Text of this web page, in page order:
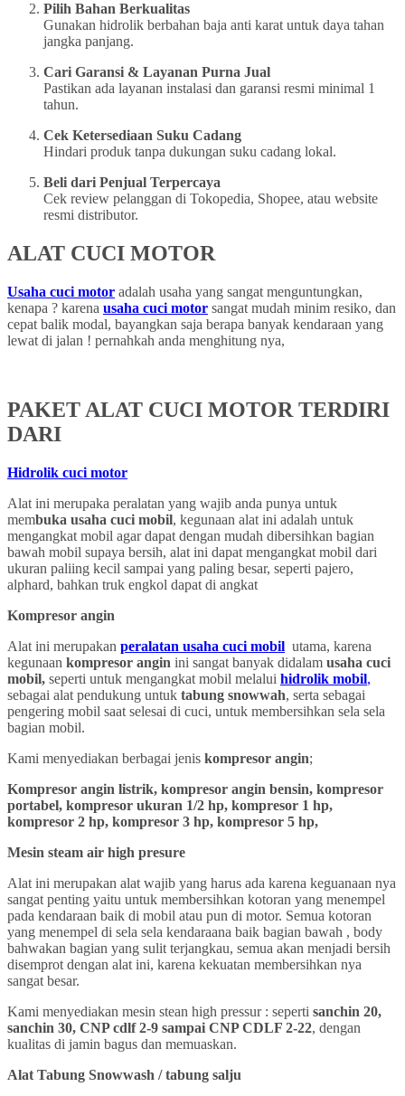
Pilih Bahan Berkualitas
Gunakan hidrolik berbahan baja anti karat untuk daya tahan
jangka panjang.
Cari Garansi & Layanan Purna Jual
Pastikan ada layanan instalasi dan garansi resmi minimal 1
tahun.
Cek Ketersediaan Suku Cadang
Hindari produk tanpa dukungan suku cadang lokal.
Beli dari Penjual Terpercaya
Cek review pelanggan di Tokopedia, Shopee, atau website
resmi distributor.
ALAT CUCI MOTOR
Usaha cuci motor adalah usaha yang sangat menguntungkan,
kenapa ? karena usaha cuci motor sangat mudah minim resiko, dan
cepat balik modal, bayangkan saja berapa banyak kendaraan yang
lewat di jalan ! pernahkah anda menghitung nya,
PAKET ALAT CUCI MOTOR TERDIRI
DARI
Hidrolik cuci motor
Alat ini merupaka peralatan yang wajib anda punya untuk
membuka usaha cuci mobil, kegunaan alat ini adalah untuk
mengangkat mobil agar dapat dengan mudah dibersihkan bagian
bawah mobil supaya bersih, alat ini dapat mengangkat mobil dari
ukuran paliing kecil sampai yang paling besar, seperti pajero,
alphard, bahkan truk engkol dapat di angkat
Kompresor angin
Alat ini merupakan peralatan usaha cuci mobil utama, karena
kegunaan kompresor angin ini sangat banyak didalam usaha cuci
mobil, seperti untuk mengangkat mobil melalui hidrolik mobil,
sebagai alat pendukung untuk tabung snowwah, serta sebagai
pengering mobil saat selesai di cuci, untuk membersihkan sela sela
bagian mobil.
Kami menyediakan berbagai jenis kompresor angin;
Kompresor angin listrik, kompresor angin bensin, kompresor
portabel, kompresor ukuran 1/2 hp, kompresor 1 hp,
kompresor 2 hp, kompresor 3 hp, kompresor 5 hp,
Mesin steam air high presure
Alat ini merupakan alat wajib yang harus ada karena keguanaan nya
sangat penting yaitu untuk membersihkan kotoran yang menempel
pada kendaraan baik di mobil atau pun di motor. Semua kotoran
yang menempel di sela sela kendaraana baik bagian bawah , body
bahwakan bagian yang sulit terjangkau, semua akan menjadi bersih
disemprot dengan alat ini, karena kekuatan membersihkan nya
sangat besar.
Kami menyediakan mesin stean high pressur : seperti sanchin 20,
sanchin 30, CNP cdlf 2-9 sampai CNP CDLF 2-22, dengan
kualitas di jamin bagus dan memuaskan.
Alat Tabung Snowwash / tabung salju